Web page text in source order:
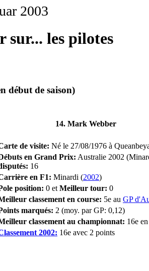
sur... les pilotes
début de saison)
14. Mark Webber
de visite: Né le 27/08/1976 à
en Grand Prix: Australie 2002
16
en F1: Minardi (2002)
position: 0 et Meilleur tour: 0
classement en course: 5e au GP
marqués: 2 (moy. par GP: 0,12)
classement au championnat: 16e
2002: 16e avec 2 points